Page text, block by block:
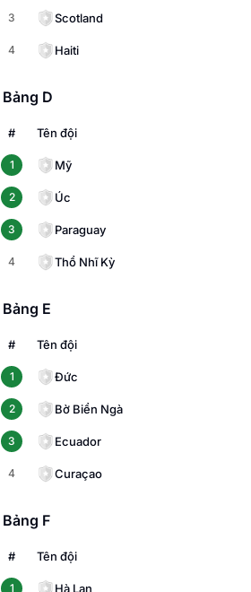
3 Scotland
4 Haiti
Bảng D
# Tên đội
1 Mỹ
2 Úc
3 Paraguay
4 Thổ Nhĩ Kỳ
Bảng E
# Tên đội
1 Đức
2 Bờ Biển Ngà
3 Ecuador
4 Curaçao
Bảng F
# Tên đội
1 Hà Lan